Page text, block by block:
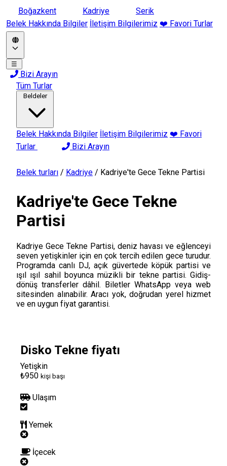
Boğazkent Kadriye
Serik
Belek Hakkında Bilgiler İletişim Bilgilerimiz ❤️ Favori Turlar
☰
Bizi Arayın
Tüm Turlar
Beldeler
Belek Hakkında Bilgiler İletişim Bilgilerimiz ❤️ Favori
Turlar
Bizi Arayın
Belek turları / Kadriye / Kadriye'te Gece Tekne Partisi
Kadriye'te Gece Tekne
Partisi
Kadriye Gece Tekne Partisi, deniz havası ve eğlenceyi
seven yetişkinler için en çok tercih edilen gece turudur.
Programda canlı DJ, açık güvertede köpük partisi ve
ışıl ışıl sahil boyunca müzikli bir tekne partisi. Gidiş-
dönüş transferler dâhil. Biletler WhatsApp veya web
sitesinden alınabilir. Aracı yok, doğrudan yerel hizmet
ve en uygun fiyat garantisi.
Disko Tekne fiyatı
Yetişkin
₺950 kişi başı
Ulaşım
Yemek
İçecek